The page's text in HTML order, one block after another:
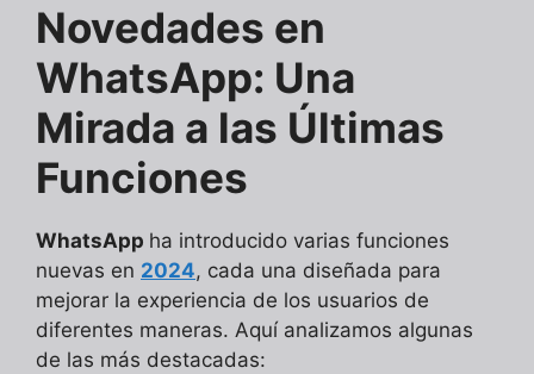
Novedades en
WhatsApp: Una
Mirada a las Últimas
Funciones
WhatsApp ha introducido varias funciones
nuevas en 2024, cada una diseñada para
mejorar la experiencia de los usuarios de
diferentes maneras. Aquí analizamos algunas
de las más destacadas: